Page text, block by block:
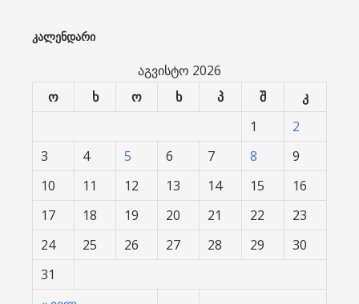
ᲙᲐᲚᲔᲜᲓᲐᲠᲘ
აგვისტო 2026
ო
ხ ო ხ პ შ კ
1
2
3
4 5 6 7 8
9
10
11 12 13 14 15
16
17
18 19 20 21 22
23
24
25 26 27 28 29
30
31